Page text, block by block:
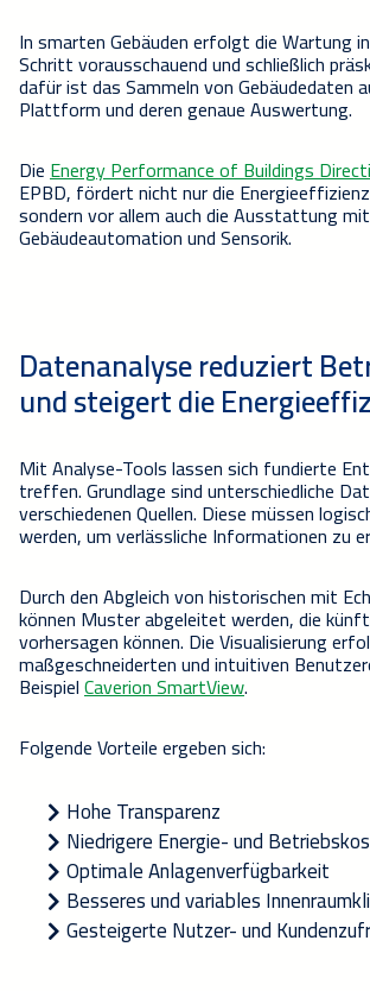
In smarten Gebäuden erfolgt die Wartung
Schritt vorausschauend und schließlich
dafür ist das Sammeln von Gebäudedaten
Plattform und derengenaueAuswertung.
DieEnergy PerformanceofBuildings
EPBD, fördertnicht nur die E
sondern vor allem auch die Ausstattung
Gebäudeautomationund Sensorik.
Datenanalyse reduziert
und steigert die
Mit Analyse-Tools lassen sich fundierte
treffen.Grundlage sind unterschiedliche
verschiedenen Quellen. Diese müssen
werden, umverlässliche Informationen zu e
Durch denAbgleich vonhistorischenmit
können Muster abgeleitet werden, die
vorhersagen können. Die Visualisierung
maßgeschneiderten und intuitiven
BeispielCaverionSmartView.
FolgendeVorteileergebensich:
HoheTransparenz
NiedrigereEnergie- und
OptimaleAnlagenverfügbarkeit
Besseresund variables
GesteigerteNutzer- undKunden